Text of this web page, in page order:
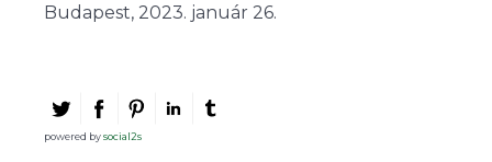
Budapest, 2023. január 26.
powered bysocial2s